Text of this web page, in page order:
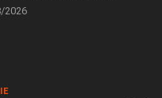
2026